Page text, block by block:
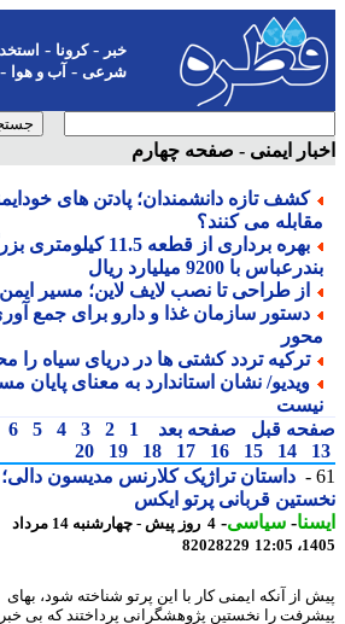
-کرونا-استخدام-
شرعی-آب و هوا-
ایمنی - صفحه چهارم
کشف تازه دانشمندان؛ پادتن های
می کنند؟
بهره برداری از قطعه 11.5
با 9200 میلیارد ریال
از طراحی تا نصب لایف لاین؛ مسیر ایمن
ترکیه تردد کشتی ها در دریای سیاه را
ویدیو/ نشان استاندارد به معنای پایان
قبل صفحه بعد 1
2
3
4
5
6
7
14
15
16
17
18
19
20
داستان تراژیک کلارنس مدیسون دالی؛
قربانی پرتو ایکس
-سیاسی-
4 روز پیش - چهارشنبه 14 مرداد
82028229
از آنکه ایمنی کار با این پرتو شناخته شود، بهای
را نخستین پژوهشگرانی پرداختند که بی خبر